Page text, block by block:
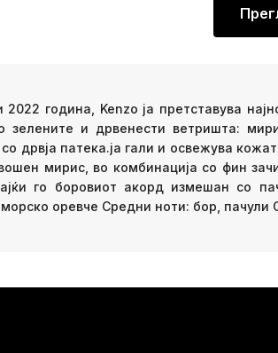
2022 година, Kenzo ја претставува
зелените и дрвенести ветришта:
дрвја патека.ја гали и освежува
мирис, во комбинација со фин
го боровиот акорд измешан со
оревче Средни ноти: бор,